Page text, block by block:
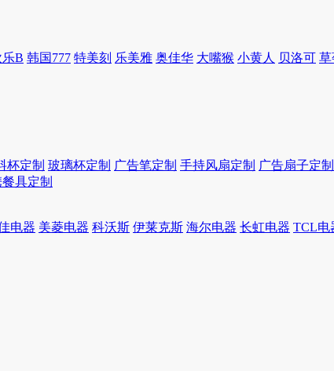
乐B 韩国777 特美刻 乐美雅 奥佳华 大嘴猴 小黄人 贝洛可 草
杯定制 玻璃杯定制 广告笔定制 手持风扇定制 广告扇子定制
具定制
电器 美菱电器 科沃斯 伊莱克斯 海尔电器 长虹电器 TCL电